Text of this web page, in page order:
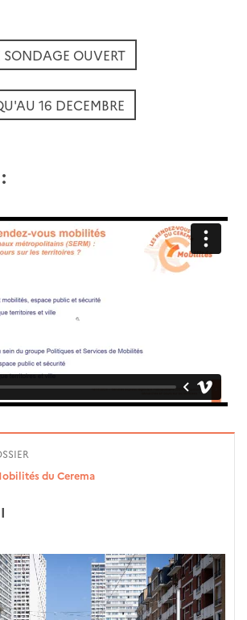
SONDAGE OUVERT
16 DECEMBRE
du Cerema